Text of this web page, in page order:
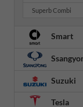
Superb Combi
Smart
Suzuki
Tesla